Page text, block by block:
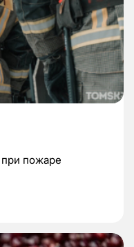
при пожаре